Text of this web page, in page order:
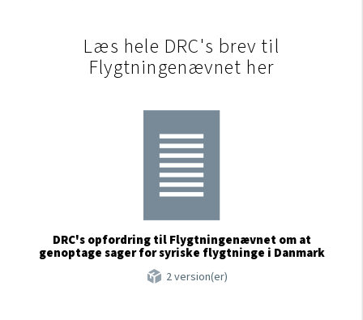
Læs hele DRC's brev til
Flygtningenævnet her
DRC's opfordring til Flygtningenævnet om at
genoptage sager for syriske flygtninge i Danmark
2 version(er)